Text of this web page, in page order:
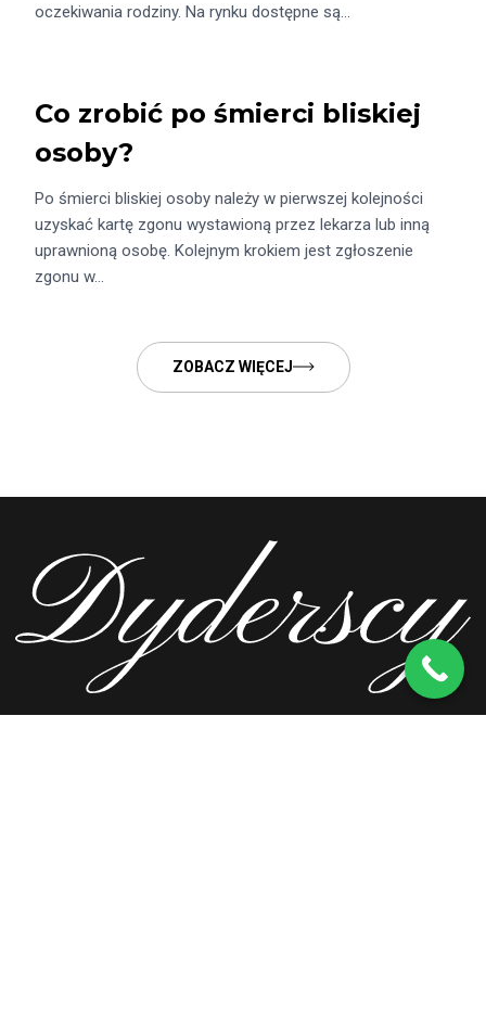
oczekiwania rodziny. Na rynku dostępne są…
Co zrobić po śmierci bliskiej
osoby?
Po śmierci bliskiej osoby należy w pierwszej kolejności
uzyskać kartę zgonu wystawioną przez lekarza lub inną
uprawnioną osobę. Kolejnym krokiem jest zgłoszenie
zgonu w…
ZOBACZ WIĘCEJ